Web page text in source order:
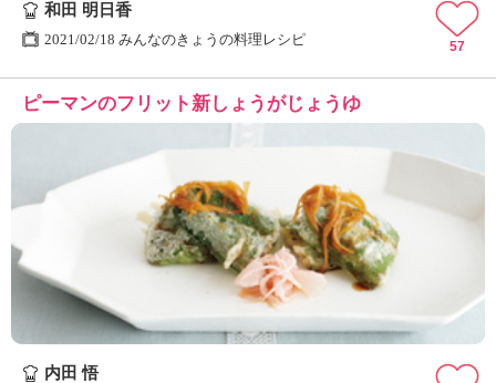
和田 明日香
2021/02/18 みんなのきょうの料理レシピ 57
ピーマンのフリット新しょうがじょうゆ
内田 悟